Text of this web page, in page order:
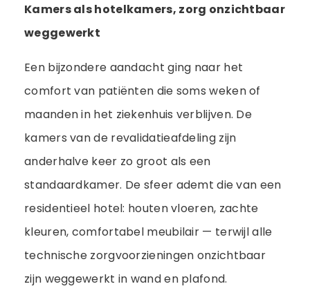
Kamers als hotelkamers, zorg onzichtbaar
weggewerkt
Een bijzondere aandacht ging naar het
comfort van patiënten die soms weken of
maanden in het ziekenhuis verblijven. De
kamers van de revalidatieafdeling zijn
anderhalve keer zo groot als een
standaardkamer. De sfeer ademt die van een
residentieel hotel: houten vloeren, zachte
kleuren, comfortabel meubilair — terwijl alle
technische zorgvoorzieningen onzichtbaar
zijn weggewerkt in wand en plafond.